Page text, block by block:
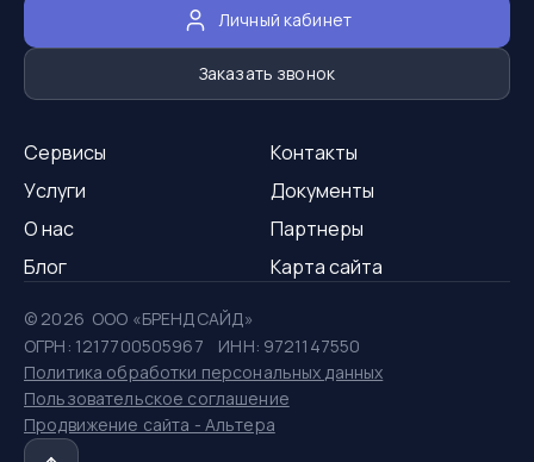
Личный кабинет
Заказать звонок
Сервисы
Услуги
О нас
Блог
Контакты
Документы
Партнеры
Карта сайта
© 2026 ООО «БРЕНДСАЙД»
ОГРН: 1217700505967 ИНН: 9721147550
Политика обработки персональных данных
Пользовательское соглашение
Продвижение сайта - Альтера